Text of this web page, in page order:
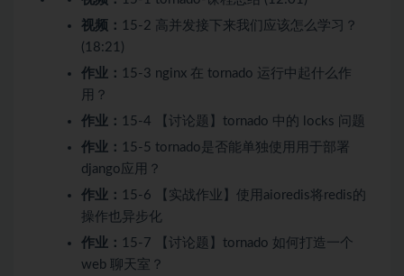
视频： 15-2 高并发接下来我们应该怎么学习？
(18:21)
作业： 15-3 nginx 在 tornado 运行中起什么作
用？
作业： 15-4 【讨论题】tornado 中的 locks 问题
作业： 15-5 tornado是否能单独使用用于部署
django应用？
作业： 15-6 【实战作业】使用aioredis将redis的
操作也异步化
作业： 15-7 【讨论题】tornado 如何打造一个
web 聊天室？